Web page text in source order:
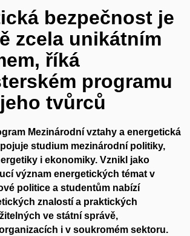
bezpečnost je
zcela unikátním
říká
programu
tvůrců
Mezinárodní vztahy a energetická
studium mezinárodní politiky,
i ekonomiky. Vznikl jako
význam energetických témat v
politice a studentům nabízí
znalostí a praktických
ve státní správě,
i v soukromém sektoru.